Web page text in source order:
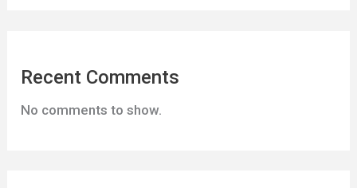
Recent Comments
No comments to show.